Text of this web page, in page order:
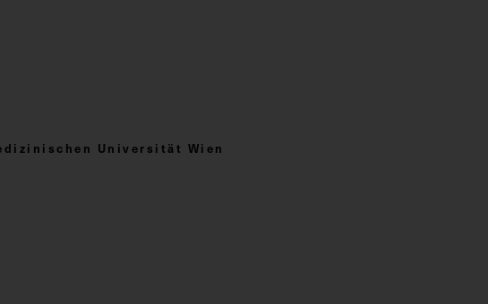
Universität Wien